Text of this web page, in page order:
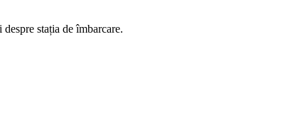
stația de îmbarcare.